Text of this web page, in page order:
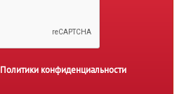
Политики конфиденциальности